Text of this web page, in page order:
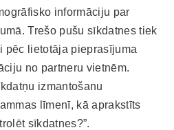
informāciju par
Trešo pušu sīkdatnes tiek
pēc lietotāja pieprasījuma
no partneru vietnēm.
izmantošanu
līmenī, kā aprakstīts
sīkdatnes?”.